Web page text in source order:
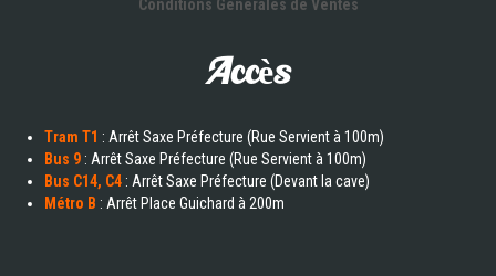
Conditions Générales de Ventes
Accès
Tram T1 : Arrêt Saxe Préfecture (Rue Servient à 100m)
Bus 9 : Arrêt Saxe Préfecture (Rue Servient à 100m)
Bus C14, C4 : Arrêt Saxe Préfecture (Devant la cave)
Métro B : Arrêt Place Guichard à 200m